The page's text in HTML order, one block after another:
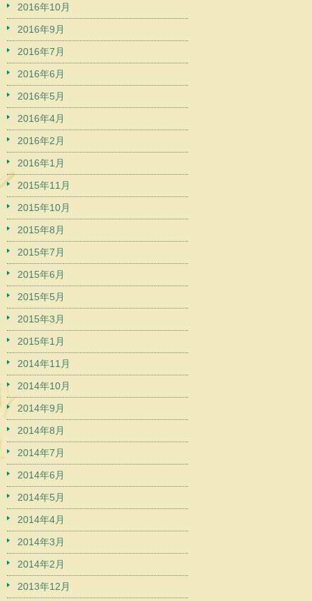
2016年10月
2016年9月
2016年7月
2016年6月
2016年5月
2016年4月
2016年2月
2016年1月
2015年11月
2015年10月
2015年8月
2015年7月
2015年6月
2015年5月
2015年3月
2015年1月
2014年11月
2014年10月
2014年9月
2014年8月
2014年7月
2014年6月
2014年5月
2014年4月
2014年3月
2014年2月
2013年12月